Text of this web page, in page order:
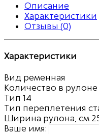
Описание
Характеристики
Отзывы (0)
Характеристики
Вид ременная
Количество в рулоне
Тип 14
Тип переплетения
Ширина рулона, см
Ваше имя: